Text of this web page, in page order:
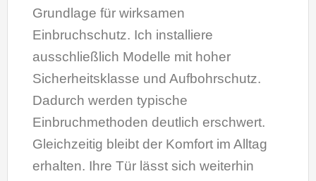
Grundlage für wirksamen
Einbruchschutz. Ich installiere
ausschließlich Modelle mit hoher
Sicherheitsklasse und Aufbohrschutz.
Dadurch werden typische
Einbruchmethoden deutlich erschwert.
Gleichzeitig bleibt der Komfort im Alltag
erhalten. Ihre Tür lässt sich weiterhin